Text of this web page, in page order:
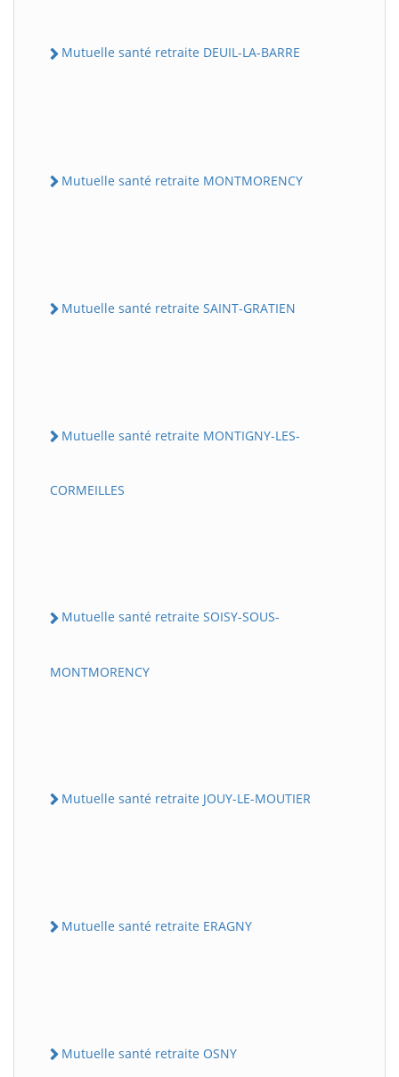
Mutuelle santé retraite DEUIL-LA-BARRE
Mutuelle santé retraite MONTMORENCY
Mutuelle santé retraite SAINT-GRATIEN
Mutuelle santé retraite MONTIGNY-LES-
CORMEILLES
Mutuelle santé retraite SOISY-SOUS-
MONTMORENCY
Mutuelle santé retraite JOUY-LE-MOUTIER
Mutuelle santé retraite ERAGNY
Mutuelle santé retraite OSNY